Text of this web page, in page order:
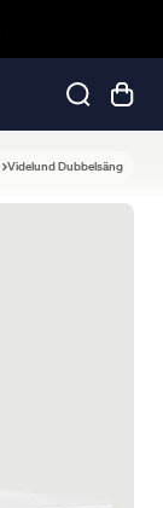
Videlund Dubbelsäng